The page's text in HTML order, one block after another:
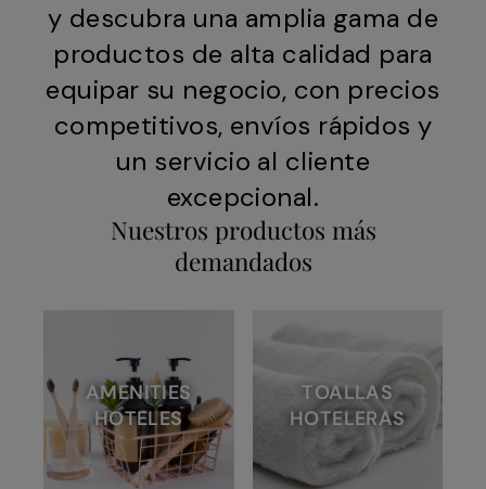
y descubra una amplia gama de
productos de alta calidad para
equipar su negocio, con precios
competitivos, envíos rápidos y
un servicio al cliente
excepcional.
Nuestros productos más
demandados
AMENITIES
HOTELES
TOALLAS
HOTELERAS